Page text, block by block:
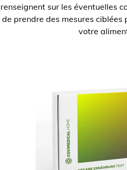
renseignent sur les éventuelles
de prendre des mesures
votre